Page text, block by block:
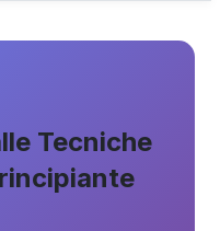
Tecniche